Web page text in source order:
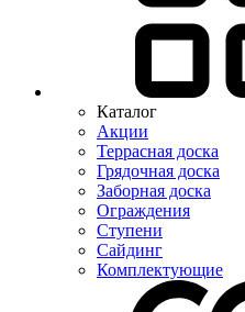
Каталог
Акции
Террасная доска
Грядочная доска
Заборная доска
Ограждения
Ступени
Сайдинг
Комплектующие